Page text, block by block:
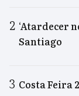
‘Atardecer
Santiago
Costa Feira